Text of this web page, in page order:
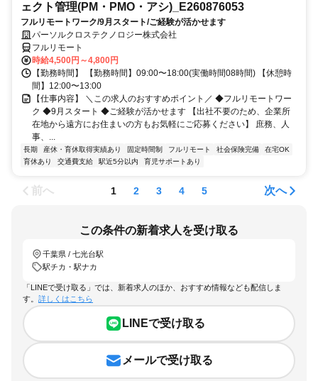
ェクト管理(PM・PMO・アシ)_E260876053
フルリモートワーク/9月スタート/ご経験が活かせます
パーソルクロステクノロジー株式会社
フルリモート
時給4,500円～4,800円
【勤務時間】 【勤務時間】09:00〜18:00(実働時間08時間) 【休憩時
間】12:00〜13:00
【仕事内容】 ＼この求人のおすすめポイント／ ◆フルリモートワー
ク ◆9月スタート ◆ご経験が活かせます 【出社不要のため、企業所
在地から遠方にお住まいの方もお気軽にご応募ください】 庶務、人
事、...
長期 産休・育休取得実績あり 固定時間制 フルリモート 社会保険完備
在宅OK
育休あり
交通費支給 駅近5分以内 育児サポートあり
前へ 1 2 3 4 5 次へ
この条件の新着求人を受け取る
千葉県 / 七光台駅
駅チカ・駅ナカ
「LINEで受け取る」では、新着求人のほか、おすすめ情報なども配信しま
す。 詳しくはこちら
LINEで受け取る
メールで受け取る